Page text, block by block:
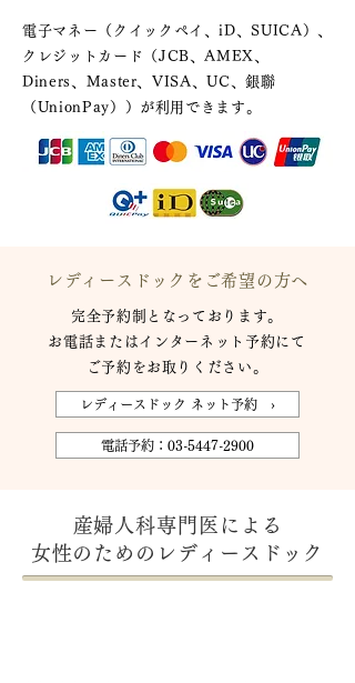
電子マネー（クイックペイ、iD、SUICA）、
クレジットカード（JCB、AMEX、
Diners、Master、VISA、UC、銀聯
（UnionPay））が利用できます。
レディースドックをご希望の方へ
完全予約制となっております。
お電話またはインターネット予約にて
ご予約をお取りください。
レディースドック ネット予約 ›
電話予約：03-5447-2900
産婦人科専門医による
女性のためのレディースドック